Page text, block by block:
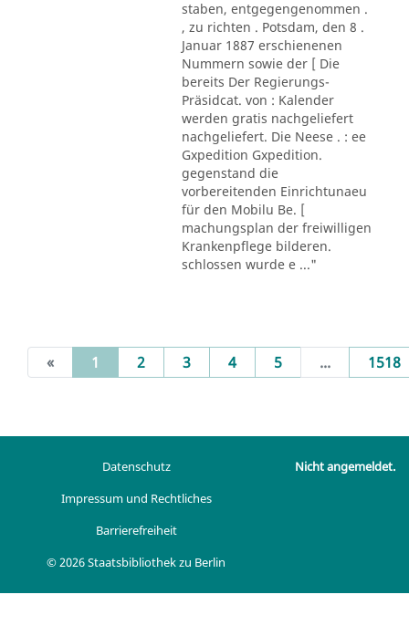
staben, entgegengenommen .
, zu richten . Potsdam, den 8 .
Januar 1887 erschienenen
Nummern sowie der [ Die
bereits Der Regierungs-
Präsidcat. von : Kalender
werden gratis nachgeliefert
nachgeliefert. Die Neese . : ee
Gxpedition Gxpedition.
gegenstand die
vorbereitenden Einrichtunaeu
für den Mobilu Be. [
machungsplan der freiwilligen
Krankenpflege bilderen.
schlossen wurde e ..."
« 1 (current)
2 3 4 5 ... 1518
Datenschutz
Impressum und Rechtliches
Barrierefreiheit
© 2026 Staatsbibliothek zu Berlin
Nicht angemeldet.